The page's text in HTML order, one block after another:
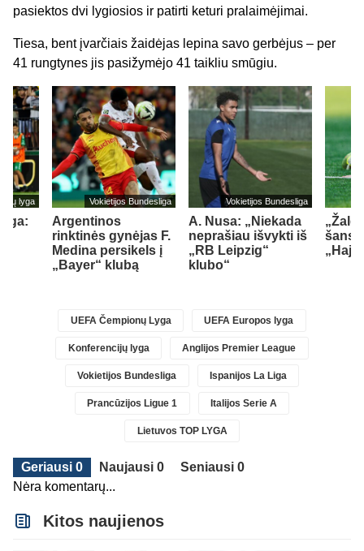
pasiektos dvi lygiosios ir patirti keturi pralaimėjimai.
Tiesa, bent įvarčiais žaidėjas lepina savo gerbėjus – per
41 rungtynes jis pasižymėjo 41 taikliu smūgiu.
lyga Vokietijos Bundesliga
Argentinos
rinktinės gynėjas F.
Medina persikels į
„Bayer“ klubą
Vokietijos Bundesliga
A. Nusa: „Niekada
neprašiau išvykti iš
„RB Leipzig“
klubo“
UEFA Čempionų Lyga UEFA Europos lyga
Konferencijų lyga Anglijos Premier League
Vokietijos Bundesliga Ispanijos La Liga
Prancūzijos Ligue 1 Italijos Serie A
Lietuvos TOP LYGA
Geriausi 0 Naujausi 0
Seniausi 0
Nėra komentarų...
Kitos naujienos